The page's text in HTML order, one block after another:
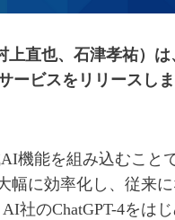
直也、石津孝祐）
ービスをリリースし
機能を組み込むこと
幅に効率化し、従来
社のChatGPT-4をは